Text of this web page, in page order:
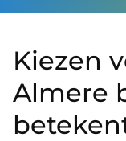
Kiezen
Almere